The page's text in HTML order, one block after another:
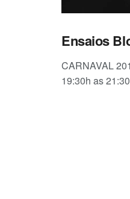
Ensaios
CARNAVAL
19:30h as